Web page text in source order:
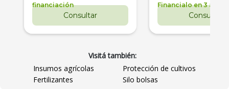
financiación
Consultar
Financialo en 3 años
Consultar
Visitá también:
Insumos agrícolas
Protección de cultivos
Fertilizantes
Silo bolsas